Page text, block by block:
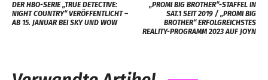
DER HBO-SERIE „TRUE DETECTIVE:
NIGHT COUNTRY“ VERÖFFENTLICHT –
AB 15. JANUAR BEI SKY UND WOW
„PROMI BIG BROTHER“-STAFFEL IN
SAT.1 SEIT 2019 / „PROMI BIG
BROTHER“ ERFOLGREICHSTES
REALITY-PROGRAMM 2023 AUF JOYN